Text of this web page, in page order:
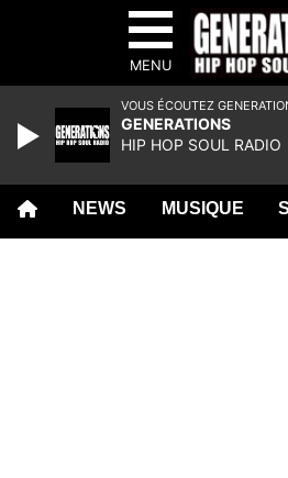
MENU
NEWS MUSIQUE
VOUS ÉCOUTEZ
GENERATIONS
HIP HOP SOUL RADIO